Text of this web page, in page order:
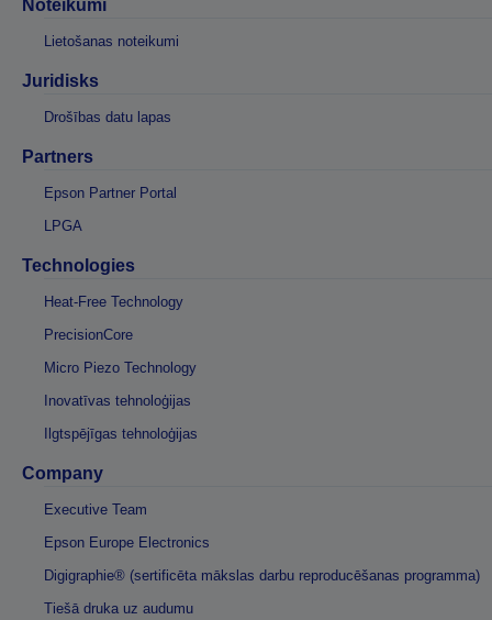
Noteikumi
Lietošanas noteikumi
Juridisks
Drošības datu lapas
Partners
Epson Partner Portal
LPGA
Technologies
Heat-Free Technology
PrecisionCore
Micro Piezo Technology
Inovatīvas tehnoloģijas
Ilgtspējīgas tehnoloģijas
Company
Executive Team
Epson Europe Electronics
Digigraphie® (sertificēta mākslas darbu reproducēšanas programma)
Tiešā druka uz audumu